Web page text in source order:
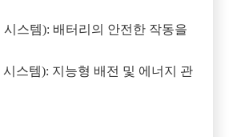
스템): 배터리의 안전한 작동을
스템): 지능형 배전 및 에너지 관